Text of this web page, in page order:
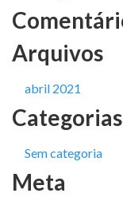
Arquivos
abril 2021
Categorias
Sem categoria
Meta